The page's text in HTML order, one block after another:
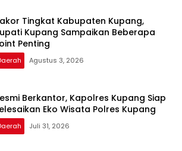
Tingkat Kabupaten Kupang,
Kupang Sampaikan Beberapa
Penting
Agustus 3, 2026
Berkantor, Kapolres Kupang Siap
Eko Wisata Polres Kupang
Juli 31, 2026